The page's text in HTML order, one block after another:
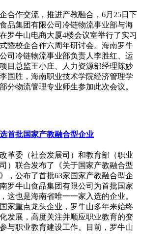
合作交流，推进产教融合，6月25日下
品集团有限公司冷链物流事业部与海
罗牛山电商大厦4楼会议室举行了实习
暨校企合作六周年研讨会。海南罗牛
司冷链物流事业部负责人李胜红、运
目总监王小庄、人力资源部经理陈妙
国胜，海南职业技术学院经济管理学
分物流管理专业师生参加此次会议。
首批国家产教融合型企业
革委（社会发展司）和教育部（职业
）联合发布了《关于国家产教融合型
，公布了首批63家国家产教融合型企
罗牛山食品集团有限公司为首批国家
这也是海南省唯一一家入选的企业。
家重点龙头企业，罗牛山多年来始终
发展，高度关注并顺应职业教育的变
与职业教育建设工作。目前，罗牛山